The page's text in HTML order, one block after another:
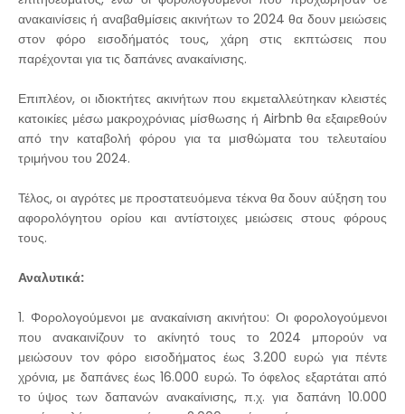
ανακαινίσεις ή αναβαθμίσεις ακινήτων το 2024 θα δουν μειώσεις
στον φόρο εισοδήματός τους, χάρη στις εκπτώσεις που
παρέχονται για τις δαπάνες ανακαίνισης.
Επιπλέον, οι ιδιοκτήτες ακινήτων που εκμεταλλεύτηκαν κλειστές
κατοικίες μέσω μακροχρόνιας μίσθωσης ή Airbnb θα εξαιρεθούν
από την καταβολή φόρου για τα μισθώματα του τελευταίου
τριμήνου του 2024.
Τέλος, οι αγρότες με προστατευόμενα τέκνα θα δουν αύξηση του
αφορολόγητου ορίου και αντίστοιχες μειώσεις στους φόρους
τους.
Αναλυτικά:
1. Φορολογούμενοι με ανακαίνιση ακινήτου: Οι φορολογούμενοι
που ανακαινίζουν το ακίνητό τους το 2024 μπορούν να
μειώσουν τον φόρο εισοδήματος έως 3.200 ευρώ για πέντε
χρόνια, με δαπάνες έως 16.000 ευρώ. Το όφελος εξαρτάται από
το ύψος των δαπανών ανακαίνισης, π.χ. για δαπάνη 10.000